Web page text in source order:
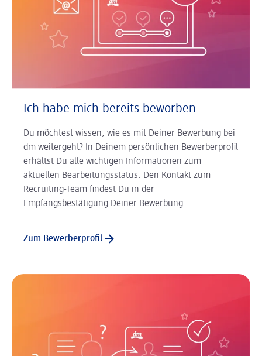
Ich habe mich bereits beworben
Du möchtest wissen, wie es mit Deiner Bewerbung bei
dm weitergeht? In Deinem persönlichen Bewerberprofil
erhältst Du alle wichtigen Informationen zum
aktuellen Bearbeitungsstatus. Den Kontakt zum
Recruiting-Team findest Du in der
Empfangsbestätigung Deiner Bewerbung.
Zum Bewerberprofil